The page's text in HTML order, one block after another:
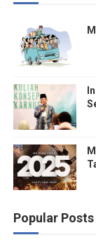
Popular Posts